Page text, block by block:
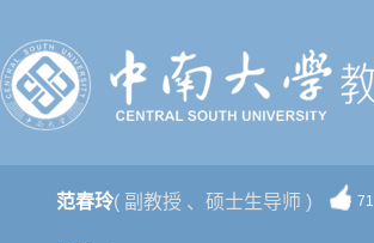
范春玲( 副教授 、硕士生导师 ) 71